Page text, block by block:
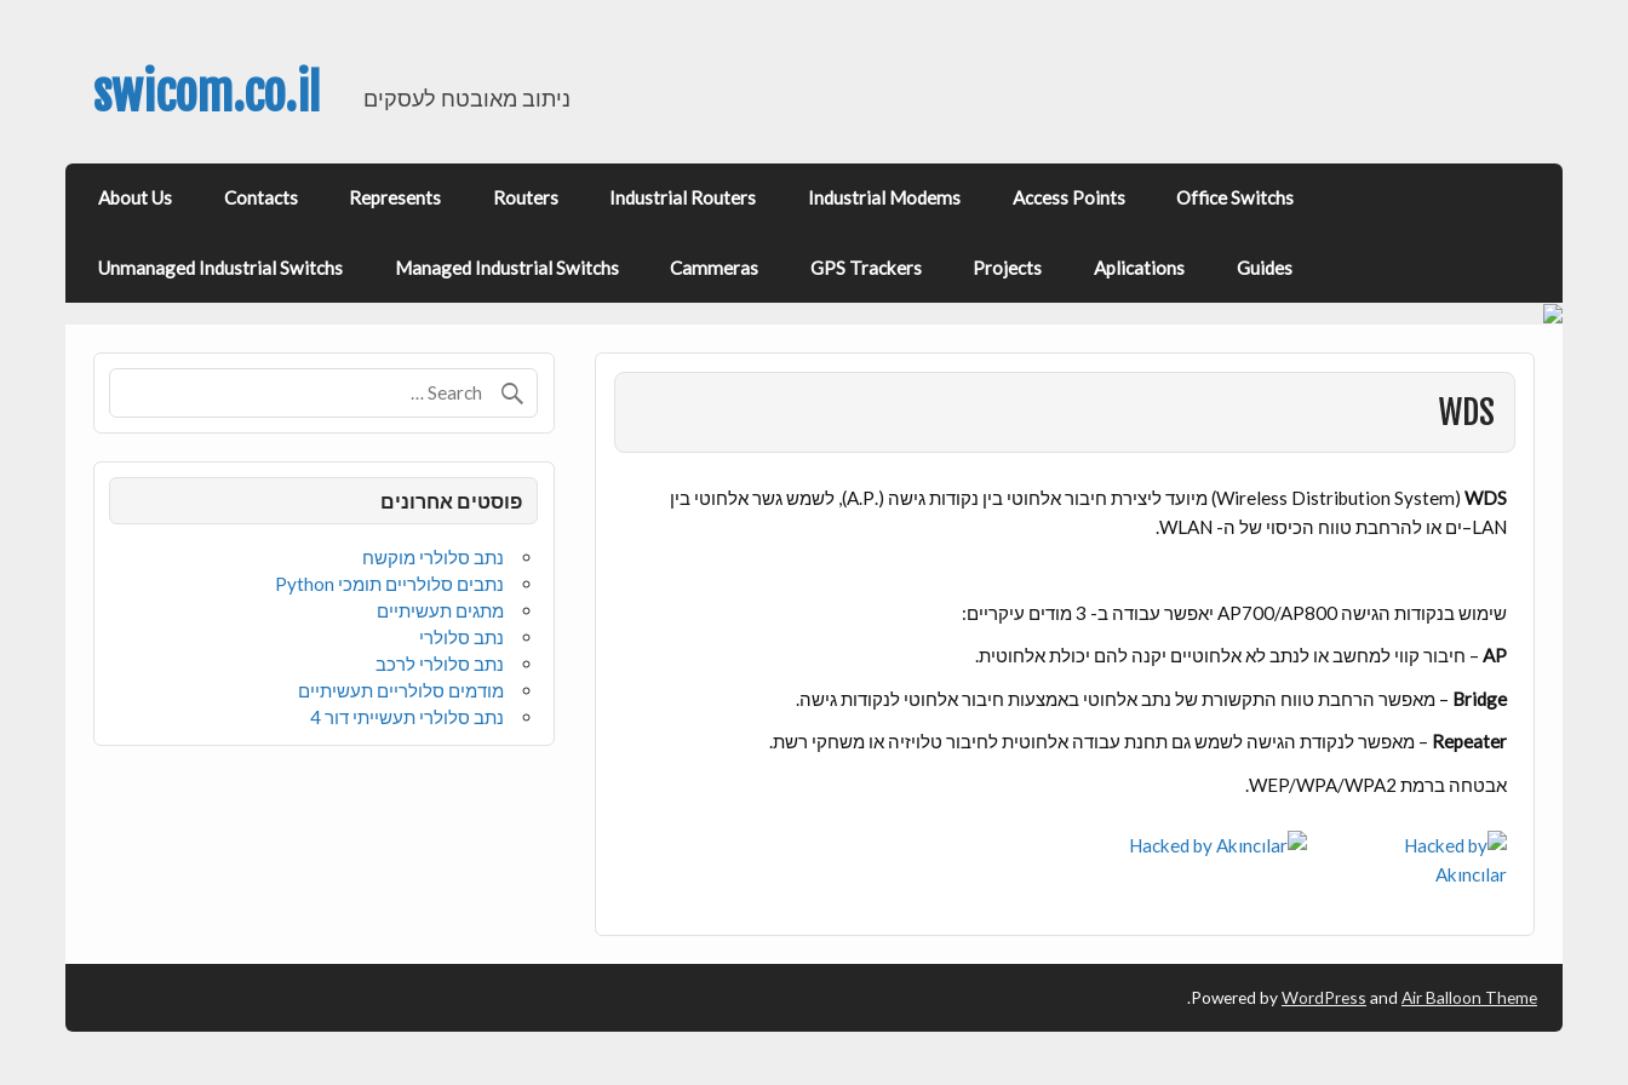
swicom.co.il ניתוב מאובטח לעסקים
About Us Contacts Represents Routers Industrial Routers Industrial Modems Access Points Office Switchs
Unmanaged Industrial Switchs Managed Industrial Switchs Cammeras GPS Trackers Projects Aplications Guides
WDS
Wireless Distribution System) WDS
) מיועד ליצירת חיבור אלחוטי בין נקודות גישה (.A.P), לשמש גשר אלחוטי בין
LAN–ים או להרחבת טווח הכיסוי של ה- WLAN.
שימוש בנקודות הגישה AP700/AP800 יאפשר עבודה ב- 3 מודים עיקריים:
AP – חיבור קווי למחשב או לנתב לא אלחוטיים יקנה להם יכולת אלחוטית.
Bridge – מאפשר הרחבת טווח התקשורת של נתב אלחוטי באמצעות חיבור אלחוטי לנקודות גישה.
Repeater – מאפשר לנקודת הגישה לשמש גם תחנת עבודה אלחוטית לחיבור טלויזיה או משחקי רשת.
אבטחה ברמת WEP/WPA/WPA2.
פוסטים אחרונים
נתב סלולרי מוקשח
נתבים סלולריים תומכי Python
מתגים תעשיתיים
נתב סלולרי
נתב סלולרי לרכב
מודמים סלולריים תעשיתיים
נתב סלולרי תעשייתי דור 4
Powered byWordPress and Air Balloon Theme
.